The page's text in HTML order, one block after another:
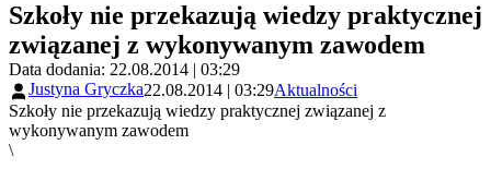
Szkoły nie przekazują wiedzy praktycznej
związanej z wykonywanym zawodem
Data dodania: 22.08.2014 | 03:29
Justyna Gryczka22.08.2014 | 03:29Aktualności
Szkoły nie przekazują wiedzy praktycznej związanej z
wykonywanym zawodem
\